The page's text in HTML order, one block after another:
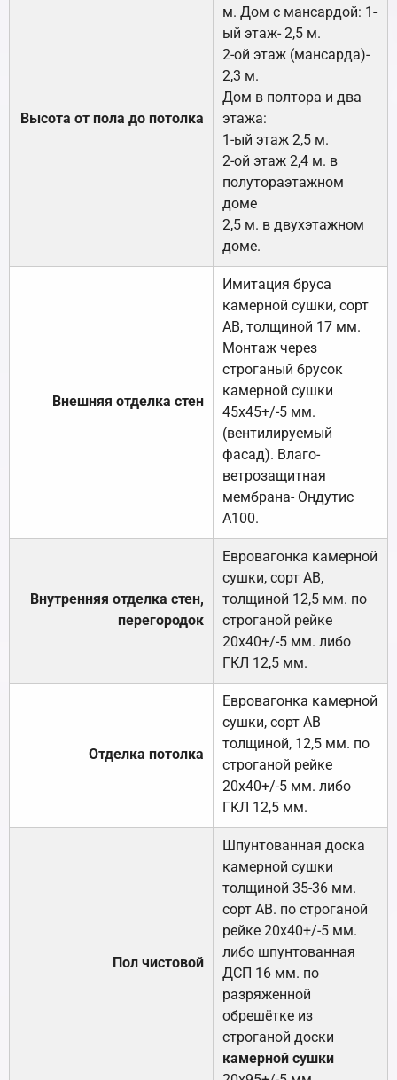
Высота от пола до потолка
м. Дом с мансардой: 1-
ый этаж- 2,5 м.
2-ой этаж (мансарда)-
2,3 м.
Дом в полтора и два
этажа:
1-ый этаж 2,5 м.
2-ой этаж 2,4 м. в
полутораэтажном
доме
2,5 м. в двухэтажном
доме.
Внешняя отделка стен
Имитация бруса
камерной сушки, сорт
АВ, толщиной 17 мм.
Монтаж через
строганый брусок
камерной сушки
45х45+/-5 мм.
(вентилируемый
фасад). Влаго-
ветрозащитная
мембрана- Ондутис
А100.
Внутренняя отделка стен,
перегородок
Евровагонка камерной
сушки, сорт АВ,
толщиной 12,5 мм. по
строганой рейке
20х40+/-5 мм. либо
ГКЛ 12,5 мм.
Отделка потолка
Евровагонка камерной
сушки, сорт АВ
толщиной, 12,5 мм. по
строганой рейке
20х40+/-5 мм. либо
ГКЛ 12,5 мм.
Пол чистовой
Шпунтованная доска
камерной сушки
толщиной 35-36 мм.
сорт АВ. по строганой
рейке 20х40+/-5 мм.
либо шпунтованная
ДСП 16 мм. по
разряженной
обрешётке из
строганой доски
камерной сушки